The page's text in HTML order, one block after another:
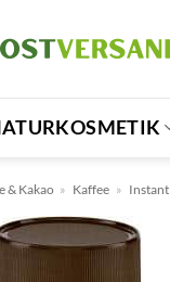
& Kakao » Kaffee » Instant